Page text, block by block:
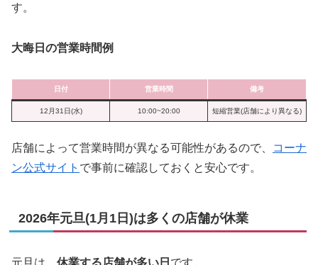
す。
大晦日の営業時間例
日付 営業時間 備考
12月31日(水) 10:00~20:00 短縮営業(店舗により異なる)
店舗によって営業時間が異なる可能性があるので、
コーナ
ン公式サイト で事前に確認しておくと安心です。
2026年元旦(1月1日)は多くの店舗が休業